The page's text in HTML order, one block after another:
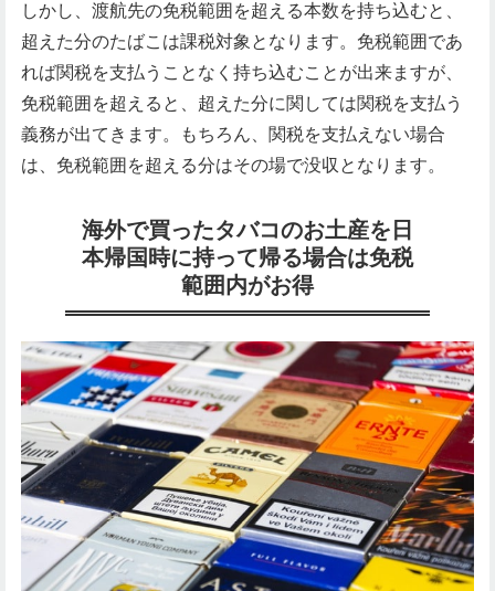
しかし、渡航先の免税範囲を超える本数を持ち込むと、
超えた分のたばこは課税対象となります。免税範囲であ
れば関税を支払うことなく持ち込むことが出来ますが、
免税範囲を超えると、超えた分に関しては関税を支払う
義務が出てきます。もちろん、関税を支払えない場合
は、免税範囲を超える分はその場で没収となります。
海外で買ったタバコのお土産を日
本帰国時に持って帰る場合は免税
範囲内がお得